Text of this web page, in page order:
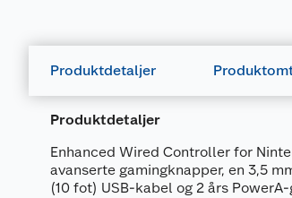
Produktdetaljer
Produktdetaljer
Enhanced Wired Controller for
avanserte gamingknapper, en 3,5
(10 fot) USB-kabel og 2 års